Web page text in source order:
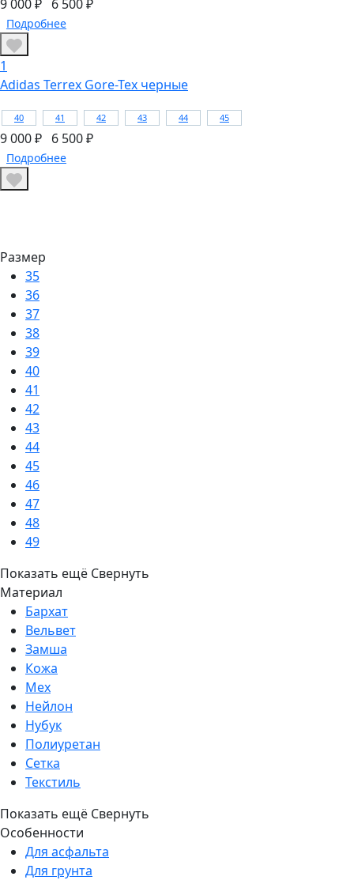
9 000 ₽ 6 500 ₽
Подробнее
1
Adidas Terrex Gore-Tex черные
40 41 42 43 44 45
9 000 ₽ 6 500 ₽
Подробнее
Размер
35
36
37
38
39
40
41
42
43
44
45
46
47
48
49
Показать ещё Свернуть
Материал
Бархат
Вельвет
Замша
Кожа
Мех
Нейлон
Нубук
Полиуретан
Сетка
Текстиль
Показать ещё Свернуть
Особенности
Для асфальта
Для грунта